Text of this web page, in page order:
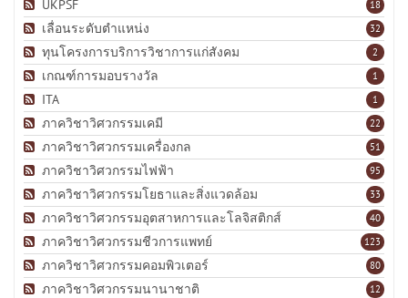
18
UKPSF
32
เลื่อนระดับตำแหน่ง
2
ทุนโครงการบริการวิชาการแก่สังคม
1
เกณฑ์การมอบรางวัล
1
ITA
22
ภาควิชาวิศวกรรมเคมี
51
ภาควิชาวิศวกรรมเครื่องกล
95
ภาควิชาวิศวกรรมไฟฟ้า
33
ภาควิชาวิศวกรรมโยธาและสิ่งแวดล้อม
40
ภาควิชาวิศวกรรมอุตสาหการและโลจิสติกส์
123
ภาควิชาวิศวกรรมชีวการแพทย์
80
ภาควิชาวิศวกรรมคอมพิวเตอร์
12
ภาควิชาวิศวกรรมนานาชาติ